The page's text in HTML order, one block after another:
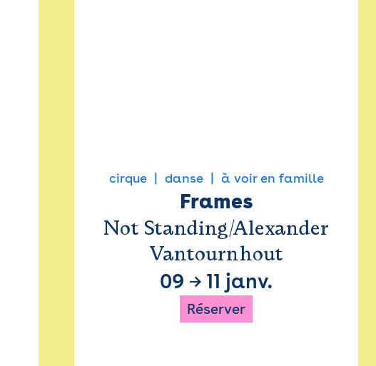
cirque danse à voir en famille
Frames
Not Standing/Alexander
Vantournhout
09 → 11 janv.
Réserver